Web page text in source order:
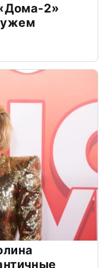
2»